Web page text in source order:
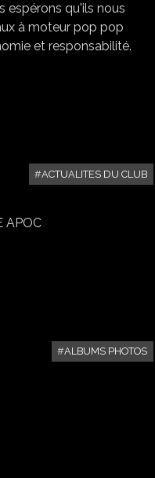
espérons qu'ils nous
à moteur pop pop
et responsabilité.
ACTUALITES DU CLUB
LA RÉGATE APOC 2013
APOC
ALBUMS PHOTOS
RÉGATE OPTI DU 5 MAI